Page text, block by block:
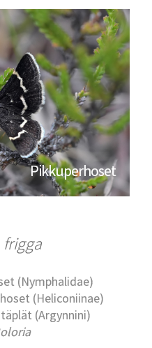
Pikkuperhoset
(Nymphalidae)
(Heliconiinae)
(Argynnini)